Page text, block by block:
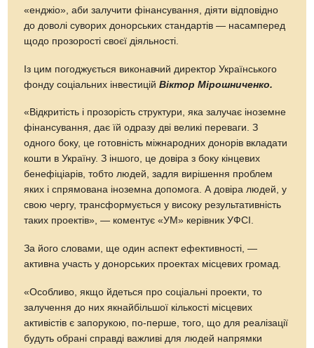
«енджіо», аби залучити фінансування, діяти відповідно
до доволі суворих донорських стандартів — насамперед
щодо прозорості своєї діяльності.
Із цим погоджується виконавчий директор Українського
фонду соціальних інвестиційВіктор Мірошниченко.
«Відкритість і прозорість структури, яка залучає іноземне
фінансування, дає їй одразу дві великі переваги. З
одного боку, це готовність міжнародних донорів вкладати
кошти в Україну. З іншого, це довіра з боку кінцевих
бенефіціарів, тобто людей, задля вирішення проблем
яких і спрямована іноземна допомога. А довіра людей, у
свою чергу, трансформується у високу результативність
таких проектів», — коментує «УМ» керівник УФСІ.
За його словами, ще один аспект ефективності, —
активна участь у донорських проектах місцевих громад.
«Особливо, якщо йдеться про соціальні проекти, то
залучення до них якнайбільшої кількості місцевих
активістів є запорукою, по-перше, того, що для реалізації
будуть обрані справді важливі для людей напрямки